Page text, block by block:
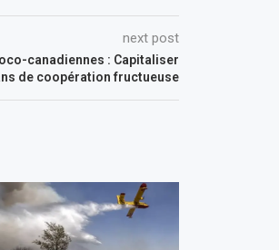
next post
canadiennes : Capitaliser
de coopération fructueuse